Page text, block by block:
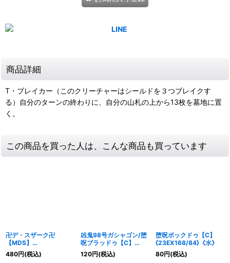
商品詳細
T・ブレイカー（このクリーチャーはシールドを３つブレイクす
る）自分のターンの終わりに、自分の山札の上から13枚を墓地に置
く。
この商品を買った人は、こんな商品も買っています
卍デ・スザーク卍
【MDS】
{EX19M20/M40}
《闇》
480円(税込)
凶鬼98号ガシャゴン/堕
呪ブラッドゥ【C】
{23RP4T10/T10}
《多》
120円(税込)
堕呪ボックドゥ【C】
{23EX168/84}《水》
80円(税込)